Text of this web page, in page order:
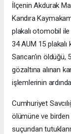
İlçenin Akdurak
Kandıra
plakalı otomobil
34 AUM 15
Sarıcan'ın öldüğü,
gözaltına alınan
işlemlerinin
Cumhuriyet
ölümüne ve
suçundan